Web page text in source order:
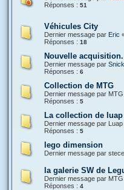
Réponses : 51
Véhicules City
Dernier message par Eric
Réponses : 18
Nouvelle acquisition.
Dernier message par
Réponses : 6
Collection de MTG
Dernier message par MTG
Réponses : 5
La collection de luap
Dernier message par Luap
Réponses : 5
lego dimension
Dernier message par
la galerie SW de
Dernier message par MTG
Réponses : 4